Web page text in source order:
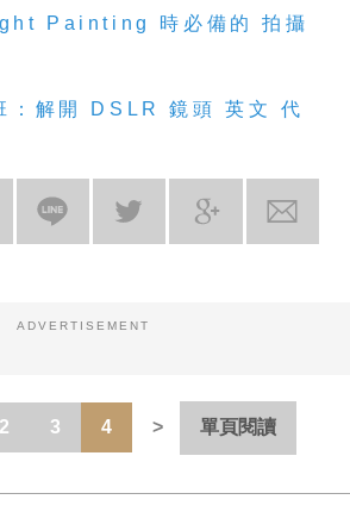
Painting 時必備的 拍攝
：解開 DSLR 鏡頭 英文 代
ADVERTISEMENT
2 3 4 單頁閱讀